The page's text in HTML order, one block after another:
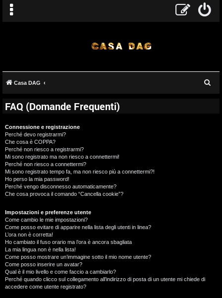
Casa DAG
FAQ (Domande Frequenti)
Connessione e registrazione
Perché devo registrarmi?
Che cosa è COPPA?
Perché non riesco a registrarmi?
Mi sono registrato ma non riesco a connettermi!
Perché non riesco a connettermi?
Mi sono registrato tempo fa, ma non riesco più a connettermi?!
Ho perso la mia password!
Perché vengo disconnesso automaticamente?
Che cosa provoca il comando “Cancella cookie”?
Impostazioni e preferenze utente
Come cambio le mie impostazioni?
Come posso evitare di apparire nella lista degli utenti in linea?
L’ora non è corretta!
Ho cambiato il fuso orario ma l’ora è ancora sbagliata
La mia lingua non è nella lista!
Come posso mostrare un’immagine sotto il mio nome utente?
Come posso inserire un avatar?
Qual è il mio livello e come faccio a cambiarlo?
Perché quando clicco sul collegamento all’indirizzo di posta di un utente mi chiede di
accedere come utente registrato?